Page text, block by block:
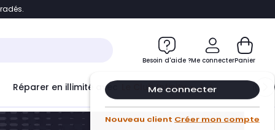
Besoin d'aide ?Me connecter
Me connecter
Panier
Réparer en illimité avec Le Club Infinity